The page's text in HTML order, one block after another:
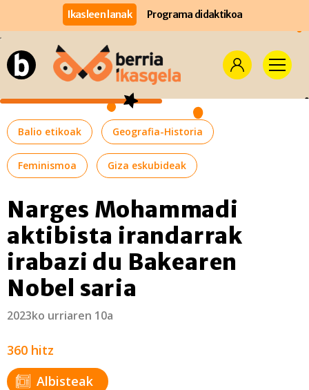
Ikasleen lanak Programa didaktikoa
Balio etikoak Geografia-Historia
Feminismoa Giza eskubideak
Narges Mohammadi
aktibista irandarrak
irabazi du Bakearen
Nobel saria
2023ko urriaren 10a
360 hitz
Albisteak